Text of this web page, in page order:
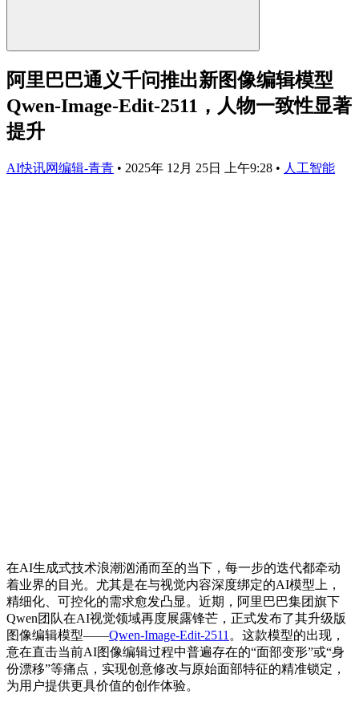
阿里巴巴通义千问推出新图像编辑模型
Qwen-Image-Edit-2511，人物一致性显著
提升
AI快讯网编辑-青青 • 2025年 12月 25日 上午9:28 • 人工智能
在AI生成式技术浪潮汹涌而至的当下，每一步的迭代都牵动
着业界的目光。尤其是在与视觉内容深度绑定的AI模型上，
精细化、可控化的需求愈发凸显。近期，阿里巴巴集团旗下
Qwen团队在AI视觉领域再度展露锋芒，正式发布了其升级版
图像编辑模型——Qwen-Image-Edit-2511 。这款模型的出现，
意在直击当前AI图像编辑过程中普遍存在的“面部变形”或“身
份漂移”等痛点，实现创意修改与原始面部特征的精准锁定，
为用户提供更具价值的创作体验。